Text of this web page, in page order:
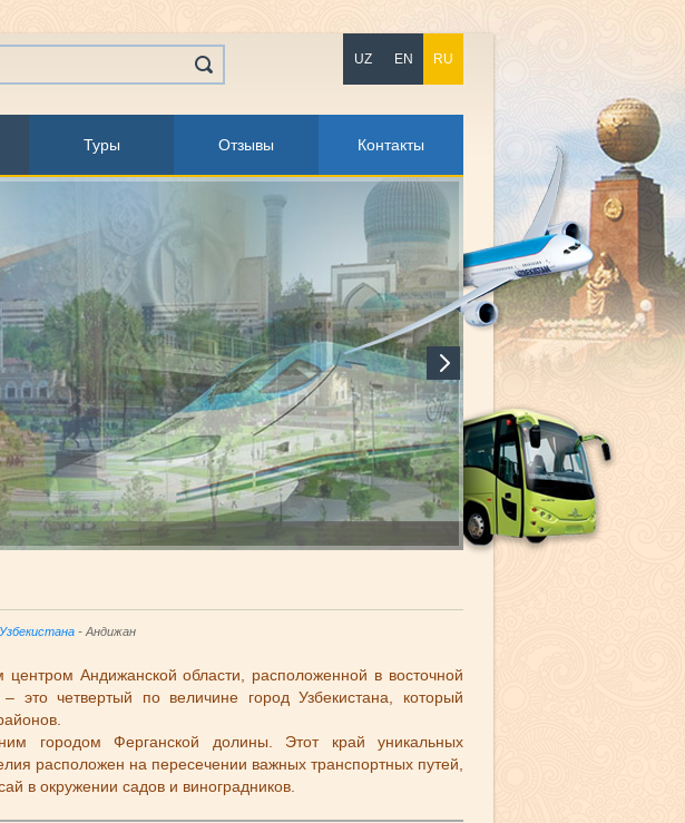
UZ EN RU
Туры Отзывы Контакты
- Андижан
Андижанской области, расположенной в восточной
это четвертый по величине город Узбекистана, который
городом Ферганской долины. Этот край уникальных
расположен на пересечении важных транспортных путей,
в окружении садов и виноградников.